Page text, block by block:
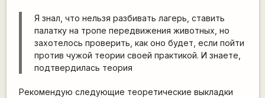
Я знал, что нельзя разбивать лагерь, ставить
палатку на тропе передвижения животных, но
захотелось проверить, как оно будет, если пойти
против чужой теории своей практикой. И знаете,
подтвердилась теория
Рекомендую следующие теоретические выкладки